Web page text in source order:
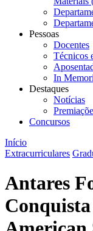
Pessoas
Docentes
Técnicos
In
Destaques
Notícias
Concursos
Início
Extracurriculares
Antares